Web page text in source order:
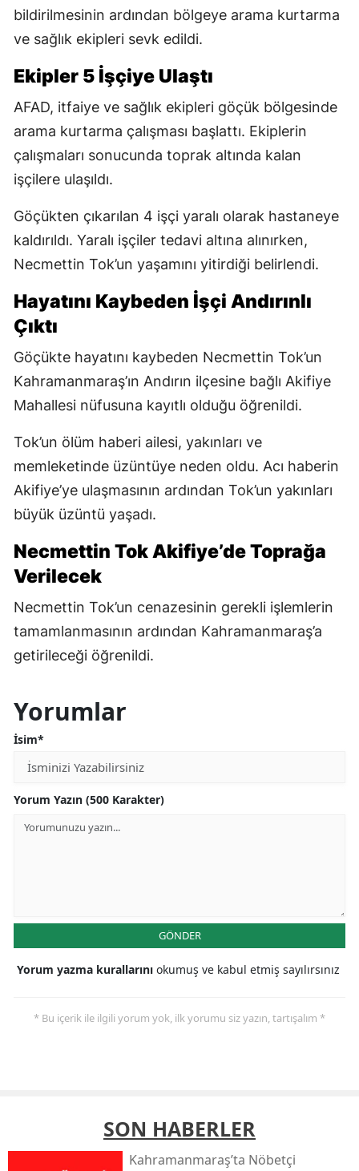
bildirilmesinin ardından bölgeye arama kurtarma
ve sağlık ekipleri sevk edildi.
Ekipler 5 İşçiye Ulaştı
AFAD, itfaiye ve sağlık ekipleri göçük bölgesinde
arama kurtarma çalışması başlattı. Ekiplerin
çalışmaları sonucunda toprak altında kalan
işçilere ulaşıldı.
Göçükten çıkarılan 4 işçi yaralı olarak hastaneye
kaldırıldı. Yaralı işçiler tedavi altına alınırken,
Necmettin Tok’un yaşamını yitirdiği belirlendi.
Hayatını Kaybeden İşçi Andırınlı
Çıktı
Göçükte hayatını kaybeden Necmettin Tok’un
Kahramanmaraş’ın Andırın ilçesine bağlı Akifiye
Mahallesi nüfusuna kayıtlı olduğu öğrenildi.
Tok’un ölüm haberi ailesi, yakınları ve
memleketinde üzüntüye neden oldu. Acı haberin
Akifiye’ye ulaşmasının ardından Tok’un yakınları
büyük üzüntü yaşadı.
Necmettin Tok Akifiye’de Toprağa
Verilecek
Necmettin Tok’un cenazesinin gerekli işlemlerin
tamamlanmasının ardından Kahramanmaraş’a
getirileceği öğrenildi.
Yorumlar
İsim*
Yorum Yazın (500 Karakter)
GÖNDER
Yorum yazma kurallarını okumuş ve kabul etmiş sayılırsınız
* Bu içerik ile ilgili yorum yok, ilk yorumu siz yazın, tartışalım *
SON HABERLER
Kahramanmaraş’ta Nöbetçi